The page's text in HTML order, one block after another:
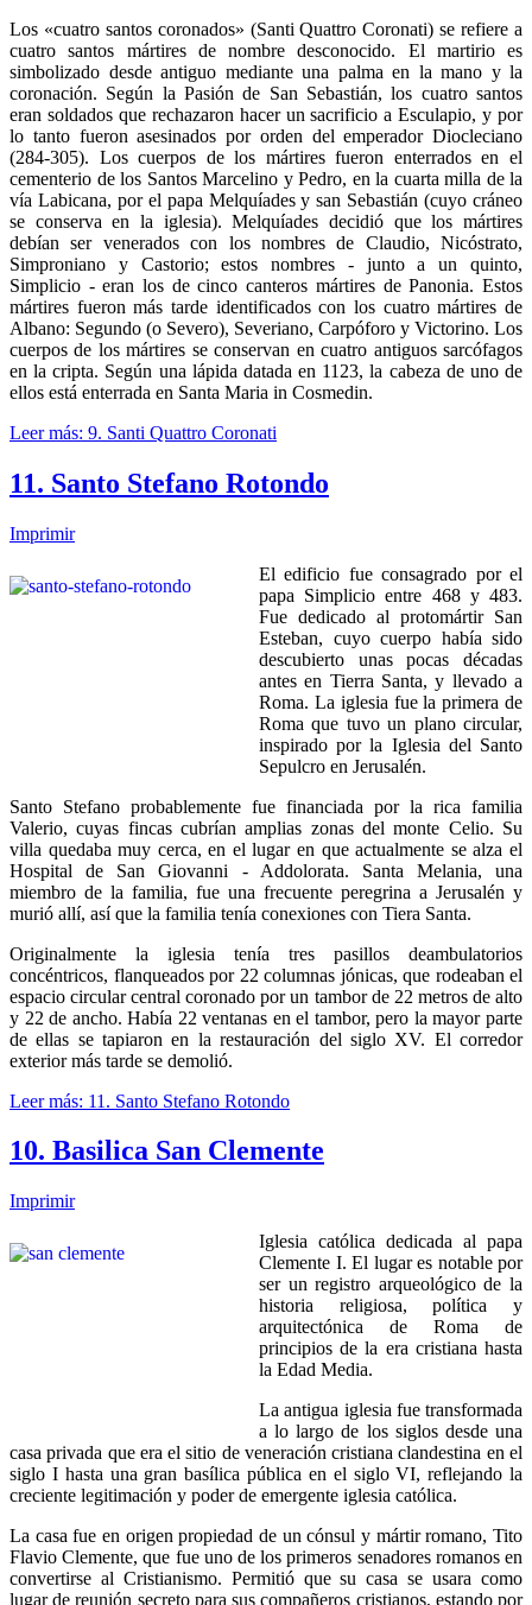
Los «cuatro santos coronados» (Santi Quattro Coronati) se refiere a
cuatro santos mártires de nombre desconocido. El martirio es
simbolizado desde antiguo mediante una palma en la mano y la
coronación. Según la Pasión de San Sebastián, los cuatro santos
eran soldados que rechazaron hacer un sacrificio a Esculapio, y por
lo tanto fueron asesinados por orden del emperador Diocleciano
(284-305). Los cuerpos de los mártires fueron enterrados en el
cementerio de los Santos Marcelino y Pedro, en la cuarta milla de la
vía Labicana, por el papa Melquíades y san Sebastián (cuyo cráneo
se conserva en la iglesia). Melquíades decidió que los mártires
debían ser venerados con los nombres de Claudio, Nicóstrato,
Simproniano y Castorio; estos nombres - junto a un quinto,
Simplicio - eran los de cinco canteros mártires de Panonia. Estos
mártires fueron más tarde identificados con los cuatro mártires de
Albano: Segundo (o Severo), Severiano, Carpóforo y Victorino. Los
cuerpos de los mártires se conservan en cuatro antiguos sarcófagos
en la cripta. Según una lápida datada en 1123, la cabeza de uno de
ellos está enterrada en Santa Maria in Cosmedin.
Leer más: 9. Santi Quattro Coronati
11. Santo Stefano Rotondo
Imprimir
El edificio fue consagrado por el
papa Simplicio entre 468 y 483.
Fue dedicado al protomártir San
Esteban, cuyo cuerpo había sido
descubierto unas pocas décadas
antes en Tierra Santa, y llevado a
Roma. La iglesia fue la primera de
Roma que tuvo un plano circular,
inspirado por la Iglesia del Santo
Sepulcro en Jerusalén.
Santo Stefano probablemente fue financiada por la rica familia
Valerio, cuyas fincas cubrían amplias zonas del monte Celio. Su
villa quedaba muy cerca, en el lugar en que actualmente se alza el
Hospital de San Giovanni - Addolorata. Santa Melania, una
miembro de la familia, fue una frecuente peregrina a Jerusalén y
murió allí, así que la familia tenía conexiones con Tiera Santa.
Originalmente la iglesia tenía tres pasillos deambulatorios
concéntricos, flanqueados por 22 columnas jónicas, que rodeaban el
espacio circular central coronado por un tambor de 22 metros de alto
y 22 de ancho. Había 22 ventanas en el tambor, pero la mayor parte
de ellas se tapiaron en la restauración del siglo XV. El corredor
exterior más tarde se demolió.
Leer más: 11. Santo Stefano Rotondo
10. Basilica San Clemente
Imprimir
Iglesia católica dedicada al papa
Clemente I. El lugar es notable por
ser un registro arqueológico de la
historia religiosa, política y
arquitectónica de Roma de
principios de la era cristiana hasta
la Edad Media.
La antigua iglesia fue transformada
a lo largo de los siglos desde una
casa privada que era el sitio de veneración cristiana clandestina en el
siglo I hasta una gran basílica pública en el siglo VI, reflejando la
creciente legitimación y poder de emergente iglesia católica.
La casa fue en origen propiedad de un cónsul y mártir romano, Tito
Flavio Clemente, que fue uno de los primeros senadores romanos en
convertirse al Cristianismo. Permitió que su casa se usara como
lugar de reunión secreto para sus compañeros cristianos, estando por